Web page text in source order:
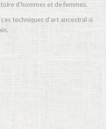
d’hommes et de femmes.
techniques d’art ancestral si